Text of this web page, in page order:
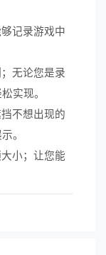
记录游戏中
无论您是录
实现。
不想出现的
。
小；让您能